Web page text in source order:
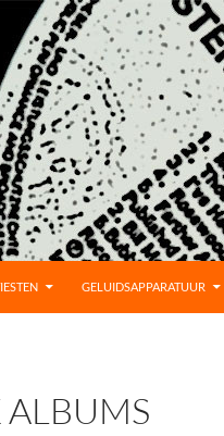
GELUIDSAPPARATUUR